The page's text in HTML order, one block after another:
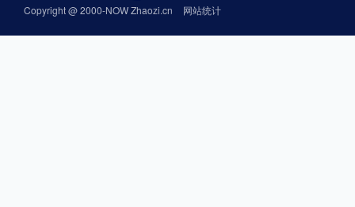
Copyright @ 2000-NOW Zhaozi.cn
网站统计